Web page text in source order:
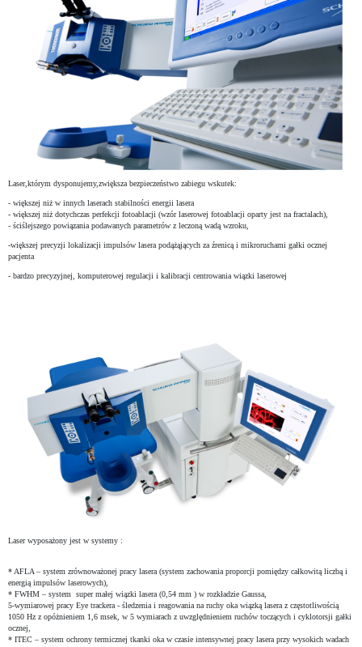
Laser,którym dysponujemy,zwiększa bezpieczeństwo zabiegu wskutek:
- większej niż w innych laserach stabilności energii lasera
- większej niż dotychczas perfekcji fotoablacji (wzór laserowej fotoablacji oparty jest na fractalach),
- ściślejszego powiązania podawanych parametrów z leczoną wadą wzroku,
-większej precyzji lokalizacji impulsów lasera podążąjących za źrenicą i mikroruchami gałki ocznej
pacjenta
- bardzo precyzyjnej, komputerowej regulacji i kalibracji centrowania wiązki laserowej
Laser wyposażony jest w systemy :
* AFLA – system zrównoważonej pracy lasera (system zachowania proporcji pomiędzy całkowitą liczbą i
energią impulsów laserowych),
* FWHM – system super małej wiązki lasera (0,54 mm ) w rozkładzie Gaussa,
5-wymiarowej pracy Eye trackera - śledzenia i reagowania na ruchy oka wiązką lasera z częstotliwością
1050 Hz z opóżnieniem 1,6 msek, w 5 wymiarach z uwzględnieniem ruchów toczących i cyklotorsji gałki
ocznej,
* ITEC – system ochrony termicznej tkanki oka w czasie intensywnej pracy lasera przy wysokich wadach